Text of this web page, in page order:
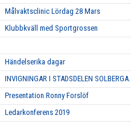
Målvaktsclinic Lördag 28 Mars
Klubbkväll med Sportgrossen
Händelserika dagar
INVIGNINGAR I STADSDELEN SOLBERGA.
Presentation Ronny Forslöf
Ledarkonferens 2019